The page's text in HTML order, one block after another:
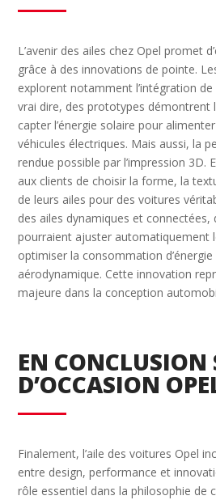
L’avenir des ailes chez Opel promet
grâce à des innovations de pointe.
explorent notamment l’intégration
vrai dire, des prototypes démontrent
capter l’énergie solaire pour
véhicules électriques. Mais aussi, la
rendue possible par l’impression 3D.
aux clients de choisir la forme, la
de leurs ailes pour des voitures
des ailes dynamiques et connectées,
pourraient ajuster automatiquement
optimiser la consommation d’énergie
aérodynamique. Cette innovation
majeure dans la conception
EN CONCLUSION
D’OCCASION
Finalement, l’aile des voitures Opel
entre design, performance et
rôle essentiel dans la philosophie de